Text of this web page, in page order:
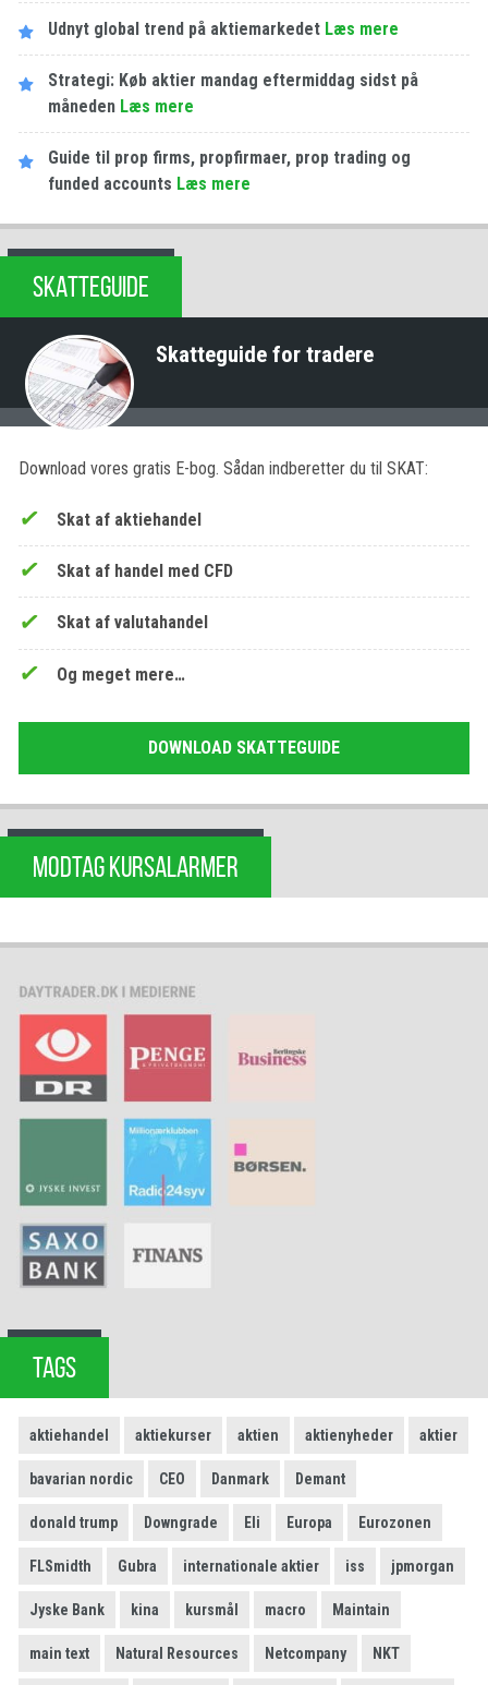
Udnyt global trend på aktiemarkedet Læs mere
Strategi: Køb aktier mandag eftermiddag sidst på
måneden Læs mere
Guide til prop firms, propfirmaer, prop trading og
funded accounts Læs mere
SKATTEGUIDE
Skatteguide for tradere
Download vores gratis E-bog. Sådan indberetter du til SKAT:
Skat af aktiehandel
Skat af handel med CFD
Skat af valutahandel
Og meget mere…
DOWNLOAD SKATTEGUIDE
MODTAG KURSALARMER
TAGS
aktiehandel aktiekurser aktien aktienyheder aktier
bavarian nordic CEO Danmark Demant
donald trump Downgrade Eli Europa Eurozonen
FLSmidth Gubra internationale aktier iss jpmorgan
Jyske Bank kina kursmål macro Maintain
main text Natural Resources Netcompany NKT